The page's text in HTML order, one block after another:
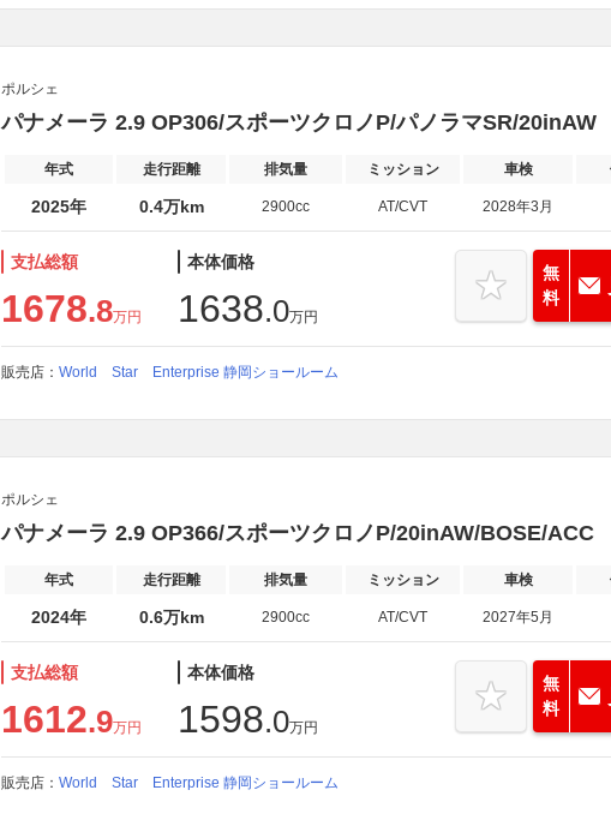
ポルシェ
パナメーラ 2.9 OP306/スポーツクロノP/パノラマSR/20inAW
年式 走行距離 排気量 ミッション 車検
2025年 0.4万km 2900cc AT/CVT 2028年3月
支払総額
1678.8万円
本体価格
1638.0万円
無
料
販売店： World Star Enterprise 静岡ショールーム
ポルシェ
パナメーラ 2.9 OP366/スポーツクロノP/20inAW/BOSE/ACC
年式 走行距離 排気量 ミッション 車検
2024年 0.6万km 2900cc AT/CVT 2027年5月
支払総額
1612.9万円
本体価格
1598.0万円
無
料
販売店： World Star Enterprise 静岡ショールーム